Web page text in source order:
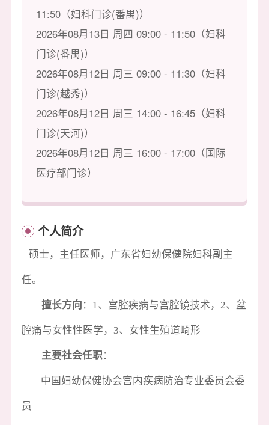
11:50（妇科门诊(番禺)）
2026年08月13日 周四 09:00 - 11:50（妇科
门诊(番禺)）
2026年08月12日 周三 09:00 - 11:30（妇科
门诊(越秀)）
2026年08月12日 周三 14:00 - 16:45（妇科
门诊(天河)）
2026年08月12日 周三 16:00 - 17:00（国际
医疗部门诊）
个人简介
硕士，主任医师，广东省妇幼保健院妇科副主
任。
擅长方向 ：1、宫腔疾病与宫腔镜技术，2、盆
腔痛与女性性医学，3、女性生殖道畸形
主要社会任职：
中国妇幼保健协会宫内疾病防治专业委员会委
员